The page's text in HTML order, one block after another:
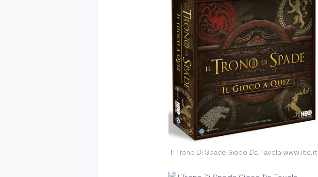
Il Trono Di Spade Gioco Da Tavola www.ibs.it